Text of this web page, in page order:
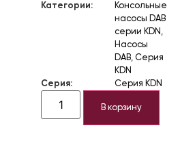
Категории:
Консольные
насосы DAB
серии KDN ,
Насосы
DAB, Серия
KDN
Серия:
Серия KDN
В корзину